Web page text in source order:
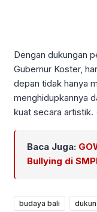
Dengan dukungan
Gubernur Koster,
depan tidak hanya
menghidupkannya
kuat secara artistik.
Baca Juga:
Bullying di
budaya bali